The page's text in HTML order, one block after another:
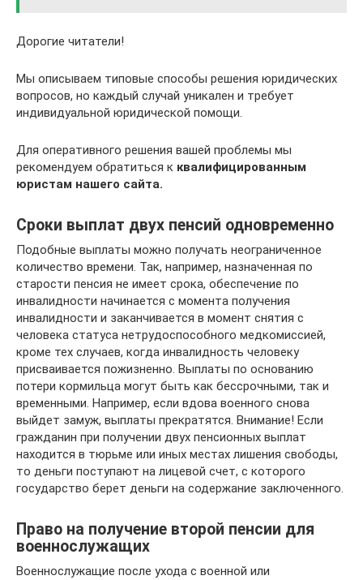
Дорогие читатели!
Мы описываем типовые способы решения юридических
вопросов, но каждый случай уникален и требует
индивидуальной юридической помощи.
Для оперативного решения вашей проблемы мы
рекомендуем обратиться к квалифицированным
юристам нашего сайта.
Сроки выплат двух пенсий одновременно
Подобные выплаты можно получать неограниченное
количество времени. Так, например, назначенная по
старости пенсия не имеет срока, обеспечение по
инвалидности начинается с момента получения
инвалидности и заканчивается в момент снятия с
человека статуса нетрудоспособного медкомиссией,
кроме тех случаев, когда инвалидность человеку
присваивается пожизненно. Выплаты по основанию
потери кормильца могут быть как бессрочными, так и
временными. Например, если вдова военного снова
выйдет замуж, выплаты прекратятся. Внимание! Если
гражданин при получении двух пенсионных выплат
находится в тюрьме или иных местах лишения свободы,
то деньги поступают на лицевой счет, с которого
государство берет деньги на содержание заключенного.
Право на получение второй пенсии для
военнослужащих
Военнослужащие после ухода с военной или